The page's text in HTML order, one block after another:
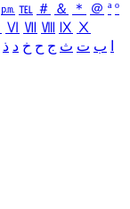
㏘ ℡ ＃ ＆ ＊ ＠ ª º
Ⅵ Ⅶ Ⅷ Ⅸ Ⅹ
ب ت ث ج ح خ د ذ